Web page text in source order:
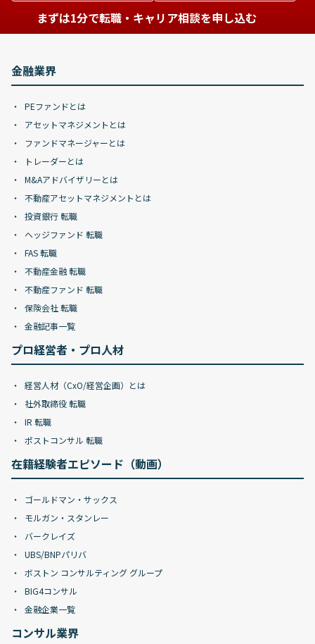
まずは1分で転職・キャリア相談を申し込む
金融業界
PEファンドとは
アセットマネジメントとは
ファンドマネージャーとは
トレーダーとは
M&Aアドバイザリーとは
不動産アセットマネジメントとは
投資銀行 転職
ヘッジファンド 転職
FAS 転職
不動産金融 転職
不動産ファンド 転職
保険会社 転職
金融記事一覧
プロ経営者・プロ人材
経営人材（CxO/経営企画）とは
社外取締役 転職
IR 転職
ポストコンサル 転職
在籍経験者エピソード（動画）
ゴールドマン・サックス
モルガン・スタンレー
バークレイズ
UBS/BNPパリバ
ボストン コンサルティング グループ
BIG4コンサル
金融企業一覧
コンサル業界